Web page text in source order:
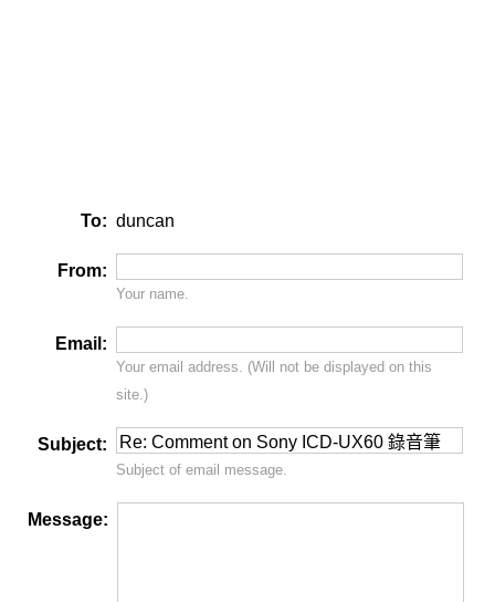
To: duncan
From:
Your name.
Email:
Your email address. (Will notbe displayed on this
site.)
Subject:
Subject of email message.
Message: